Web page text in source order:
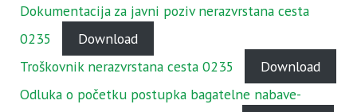
Dokumentacija za javni poziv nerazvrstana cesta
0235
Download
Troškovnik nerazvrstana cesta 0235
Download
Odluka o početku postupka bagatelne nabave-